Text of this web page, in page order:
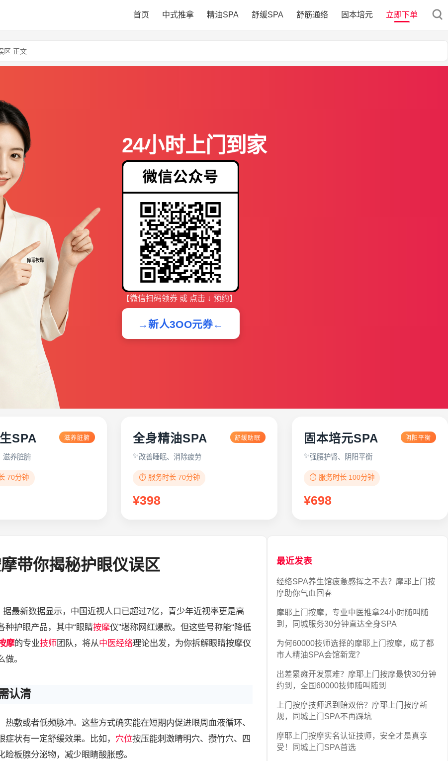
首页 中式推拿 精油SPA 舒缓SPA 舒筋通络 固本培元 立即下单
区 正文
24小时上门到家
【微信扫码领券 或 点击 ↓ 预约】
→新人3OO元券←
SPA 滋养脏腑
滋养脏腑
70分钟
全身精油SPA 舒缓助眠
改善睡眠、消除疲劳
⏱️ 服务时长 70分钟
¥398
固本培元SPA 阴阳平衡
强腰护肾、阴阳平衡
⏱️ 服务时长 100分钟
¥698
带你揭秘护眼仪误区
最新数据显示，中国近视人口已超过7亿，青少年近视率更是高
种护眼产品，其中“眼睛按摩仪”堪称网红爆款。但这些号称能“降低
摩的专业技师 团队，将从中医经络理论出发，为你拆解眼睛按摩仪
。
认清
敷或者低频脉冲。这些方式确实能在短期内促进眼周血液循环、
状有一定舒缓效果。比如， 穴位按压能刺激睛明穴、攒竹穴、四
板腺分泌物，减少眼睛酸胀感。
最近发表
经络SPA养生馆疲惫感挥之不去？摩耶上门按
摩助你气血回春
摩耶上门按摩，专业中医推拿24小时随叫随
到，同城服务30分钟直达全身SPA
为何60000技师选择的摩耶上门按摩，成了都
市人精油SPA会馆新宠？
出差累瘫开发票难？摩耶上门按摩最快30分钟
约到，全国60000技师随叫随到
上门按摩技师迟到赔双倍？摩耶上门按摩新
规，同城上门SPA不再踩坑
摩耶上门按摩实名认证技师，安全才是真享
受！同城上门SPA首选